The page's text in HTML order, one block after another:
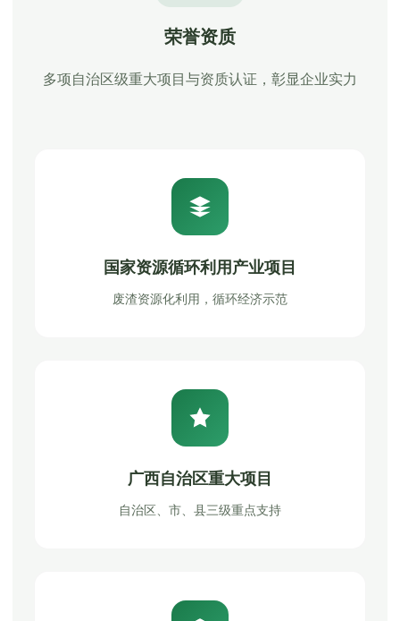
荣誉资质
多项自治区级重大项目与资质认证，彰显企业实力
国家资源循环利用产业项目
废渣资源化利用，循环经济示范
广西自治区重大项目
自治区、市、县三级重点支持